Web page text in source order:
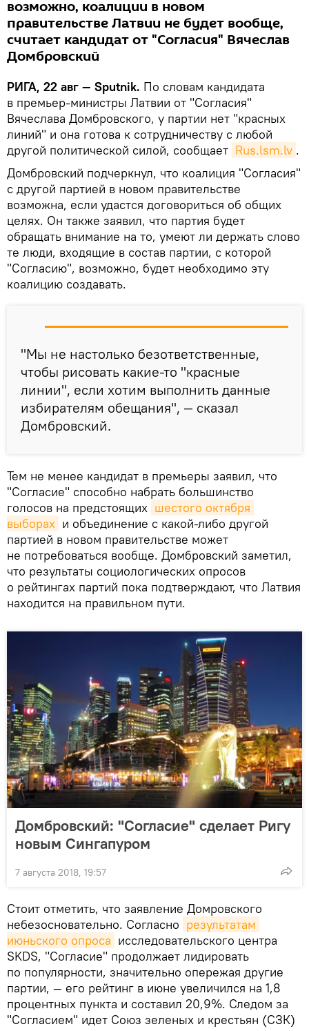
возможно, коалиции в новом
правительстве Латвии не будет вообще,
считает кандидат от "Согласия" Вячеслав
Домбровский
РИГА, 22 авг — Sputnik. По словам кандидата
в премьер-министры Латвии от "Согласия"
Вячеслава Домбровского, у партии нет "красных
линий" и она готова к сотрудничеству с любой
другой политической силой, сообщает Rus.lsm.lv .
Домбровский подчеркнул, что коалиция "Согласия"
с другой партией в новом правительстве
возможна, если удастся договориться об общих
целях. Он также заявил, что партия будет
обращать внимание на то, умеют ли держать слово
те люди, входящие в состав партии, с которой
"Согласию", возможно, будет необходимо эту
коалицию создавать.
"Мы не настолько безответственные,
чтобы рисовать какие-то "красные
линии", если хотим выполнить данные
избирателям обещания", — сказал
Домбровский.
Тем не менее кандидат в премьеры заявил, что
"Согласие" способно набрать большинство
голосов на предстоящих шестого октября
выборах и объединение с какой-либо другой
партией в новом правительстве может
не потребоваться вообще. Домбровский заметил,
что результаты социологических опросов
о рейтингах партий пока подтверждают, что Латвия
находится на правильном пути.
Домбровский: "Согласие" сделает Ригу
новым Сингапуром
7 августа 2018, 19:57
Стоит отметить, что заявление Домровского
небезосновательно. Согласно результатам
июньского опроса исследовательского центра
SKDS, "Согласие" продолжает лидировать
по популярности, значительно опережая другие
партии, — его рейтинг в июне увеличился на 1,8
процентных пункта и составил 20,9%. Следом за
"Согласием" идет Союз зеленых и крестьян (СЗК)